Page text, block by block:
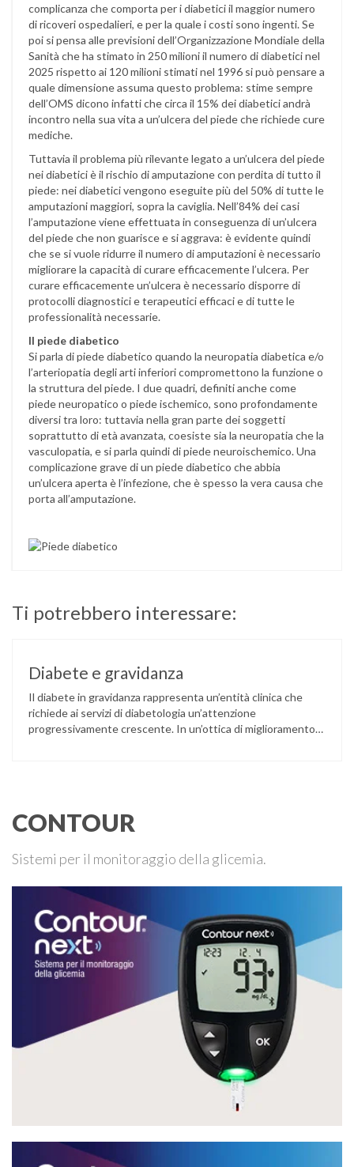
complicanza che comporta per i diabetici il maggior numero
di ricoveri ospedalieri, e per la quale i costi sono ingenti. Se
poi si pensa alle previsioni dell’Organizzazione Mondiale della
Sanità che ha stimato in 250 milioni il numero di diabetici nel
2025 rispetto ai 120 milioni stimati nel 1996 si può pensare a
quale dimensione assuma questo problema: stime sempre
dell’OMS dicono infatti che circa il 15% dei diabetici andrà
incontro nella sua vita a un’ulcera del piede che richiede cure
mediche.
Tuttavia il problema più rilevante legato a un’ulcera del piede
nei diabetici è il rischio di amputazione con perdita di tutto il
piede: nei diabetici vengono eseguite più del 50% di tutte le
amputazioni maggiori, sopra la caviglia. Nell’84% dei casi
l’amputazione viene effettuata in conseguenza di un’ulcera
del piede che non guarisce e si aggrava: è evidente quindi
che se si vuole ridurre il numero di amputazioni è necessario
migliorare la capacità di curare efficacemente l’ulcera. Per
curare efficacemente un’ulcera è necessario disporre di
protocolli diagnostici e terapeutici efficaci e di tutte le
professionalità necessarie.
Il piede diabetico
Si parla di piede diabetico quando la neuropatia diabetica e/o
l’arteriopatia degli arti inferiori compromettono la funzione o
la struttura del piede. I due quadri, definiti anche come
piede neuropatico o piede ischemico, sono profondamente
diversi tra loro: tuttavia nella gran parte dei soggetti
soprattutto di età avanzata, coesiste sia la neuropatia che la
vasculopatia, e si parla quindi di piede neuroischemico. Una
complicazione grave di un piede diabetico che abbia
un’ulcera aperta è l’infezione, che è spesso la vera causa che
porta all’amputazione.
Ti potrebbero interessare:
Diabete e gravidanza
Il diabete in gravidanza rappresenta un’entità clinica che
richiede ai servizi di diabetologia un’attenzione
progressivamente crescente. In un’ottica di miglioramento
CONTOUR
Sistemi per il monitoraggio della glicemia.